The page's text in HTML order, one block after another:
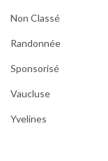
Non Classé
Randonnée
Sponsorisé
Vaucluse
Yvelines